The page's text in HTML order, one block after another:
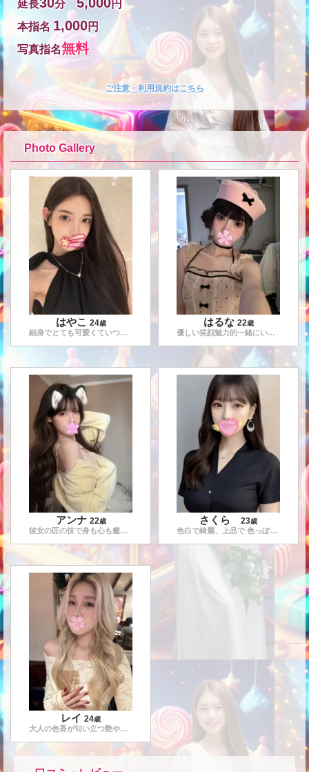
延長 分
円
本指名 1,000円
写真指名無料
ご注意・利用規約はこちら
Photo Gallery
はやこ 24歳
細身でとても可愛くていつも笑顔素敵なセラピストです。楽しく会 ...
はるな 22歳
優しい笑顔魅力的一緒にいるだけで気持ちを和ませてくれるセラピ
アンナ 22歳
彼女の匠の技で身も心も癒されること間違い無しです。施術技術も ...
さくら 23歳
色白で綺麗、上品で 色っぽいセラピストです。 一流の技術で癒
レイ 24歳
大人の色香が匂い立つ艶やかなエステティシャンです。